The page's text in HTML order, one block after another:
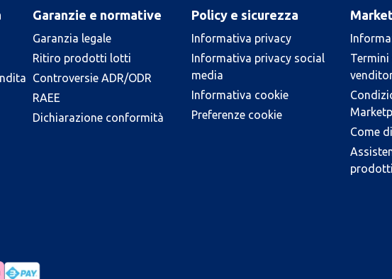
Garanzie e normative
Garanzia legale
Ritiro prodotti lotti
Controversie ADR/ODR
RAEE
Dichiarazione conformità
Policy e sicurezza
Informativa privacy
Informativa privacy social
media
Informativa cookie
Preferenze cookie
Termini
Come